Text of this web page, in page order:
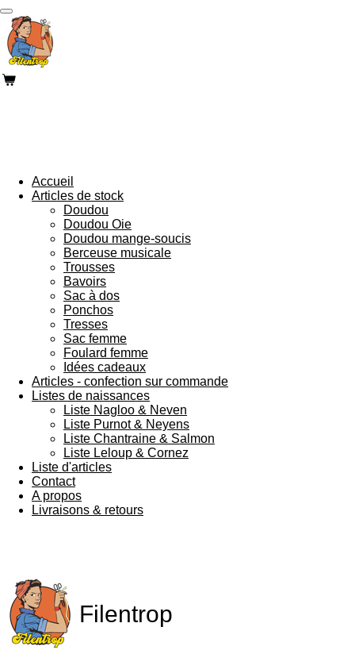
Passer
au
contenu
principal
Accueil
Articles de stock
Doudou
Doudou Oie
Doudou mange-soucis
Berceuse musicale
Trousses
Bavoirs
Sac à dos
Ponchos
Tresses
Sac femme
Foulard femme
Idées cadeaux
Articles - confection sur commande
Listes de naissances
Liste Nagloo & Neven
Liste Purnot & Neyens
Liste Chantraine & Salmon
Liste Leloup & Cornez
Liste d'articles
Contact
A propos
Livraisons & retours
Filentrop